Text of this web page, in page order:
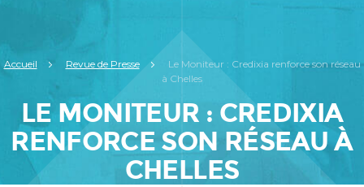
Accueil Revue de Presse
Le Moniteur : Credixia renforce son réseau
à Chelles
LE MONITEUR : CREDIXIA
RENFORCE SON RÉSEAU À
CHELLES